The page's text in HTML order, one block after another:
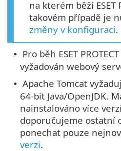
na kterém běží ESET
takovém případě je
změny v konfiguraci.
•
Pro běh ESET
vyžadován webový
• Apache Tomcat
64-bit Java/OpenJDK.
nainstalováno více verzí
doporučujeme ostatní
ponechat pouze
verzi.